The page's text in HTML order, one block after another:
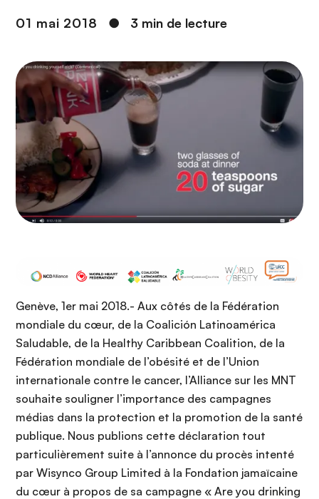
01 mai 2018 ● 3 min de lecture
Genève, 1er mai 2018.- Aux côtés de la Fédération
mondiale du cœur, de la Coalición Latinoamérica
Saludable, de la Healthy Caribbean Coalition, de la
Fédération mondiale de l’obésité et de l’Union
internationale contre le cancer, l’Alliance sur les MNT
souhaite souligner l’importance des campagnes
médias dans la protection et la promotion de la santé
publique. Nous publions cette déclaration tout
particulièrement suite à l’annonce du procès intenté
par Wisynco Group Limited à la Fondation jamaïcaine
du cœur à propos de sa campagne « Are you drinking